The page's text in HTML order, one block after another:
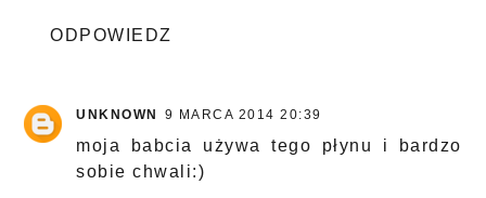
ODPOWIEDZ
UNKNOWN 9 MARCA 2014 20:39
moja babcia używa tego płynu i bardzo
sobie chwali:)